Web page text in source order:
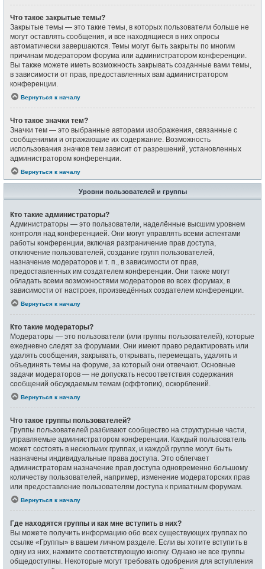
Что такое закрытые темы?
Закрытые темы — это такие темы, в которых пользователи больше не
могут оставлять сообщения, и все находящиеся в них опросы
автоматически завершаются. Темы могут быть закрыты по многим
причинам модератором форума или администратором конференции.
Вы также можете иметь возможность закрывать созданные вами темы,
в зависимости от прав, предоставленных вам администратором
конференции.
Вернуться к началу
Что такое значки тем?
Значки тем — это выбранные авторами изображения, связанные с
сообщениями и отражающие их содержание. Возможность
использования значков тем зависит от разрешений, установленных
администратором конференции.
Вернуться к началу
Уровни пользователей и группы
Кто такие администраторы?
Администраторы — это пользователи, наделённые высшим уровнем
контроля над конференцией. Они могут управлять всеми аспектами
работы конференции, включая разграничение прав доступа,
отключение пользователей, создание групп пользователей,
назначение модераторов и т. п., в зависимости от прав,
предоставленных им создателем конференции. Они также могут
обладать всеми возможностями модераторов во всех форумах, в
зависимости от настроек, произведённых создателем конференции.
Вернуться к началу
Кто такие модераторы?
Модераторы — это пользователи (или группы пользователей), которые
ежедневно следят за форумами. Они имеют право редактировать или
удалять сообщения, закрывать, открывать, перемещать, удалять и
объединять темы на форуме, за который они отвечают. Основные
задачи модераторов — не допускать несоответствия содержания
сообщений обсуждаемым темам (оффтопик), оскорблений.
Вернуться к началу
Что такое группы пользователей?
Группы пользователей разбивают сообщество на структурные части,
управляемые администратором конференции. Каждый пользователь
может состоять в нескольких группах, и каждой группе могут быть
назначены индивидуальные права доступа. Это облегчает
администраторам назначение прав доступа одновременно большому
количеству пользователей, например, изменение модераторских прав
или предоставление пользователям доступа к приватным форумам.
Вернуться к началу
Где находятся группы и как мне вступить в них?
Вы можете получить информацию обо всех существующих группах по
ссылке «Группы» в вашем личном разделе. Если вы хотите вступить в
одну из них, нажмите соответствующую кнопку. Однако не все группы
общедоступны. Некоторые могут требовать одобрения для вступления